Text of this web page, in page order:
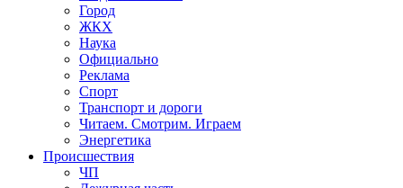
Город
ЖКХ
Наука
Официально
Реклама
Спорт
Транспорт и дороги
Читаем. Смотрим. Играем
Энергетика
Происшествия
ЧП